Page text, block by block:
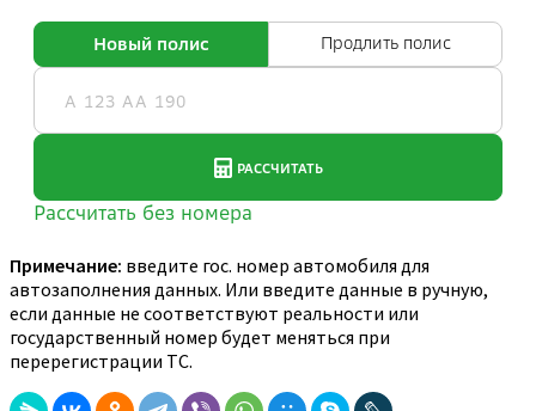
Примечание: введите гос. номер автомобиля для
автозаполнения данных. Или введите данные в ручную,
если данные не соответствуют реальности или
государственный номер будет меняться при
перерегистрации ТС.